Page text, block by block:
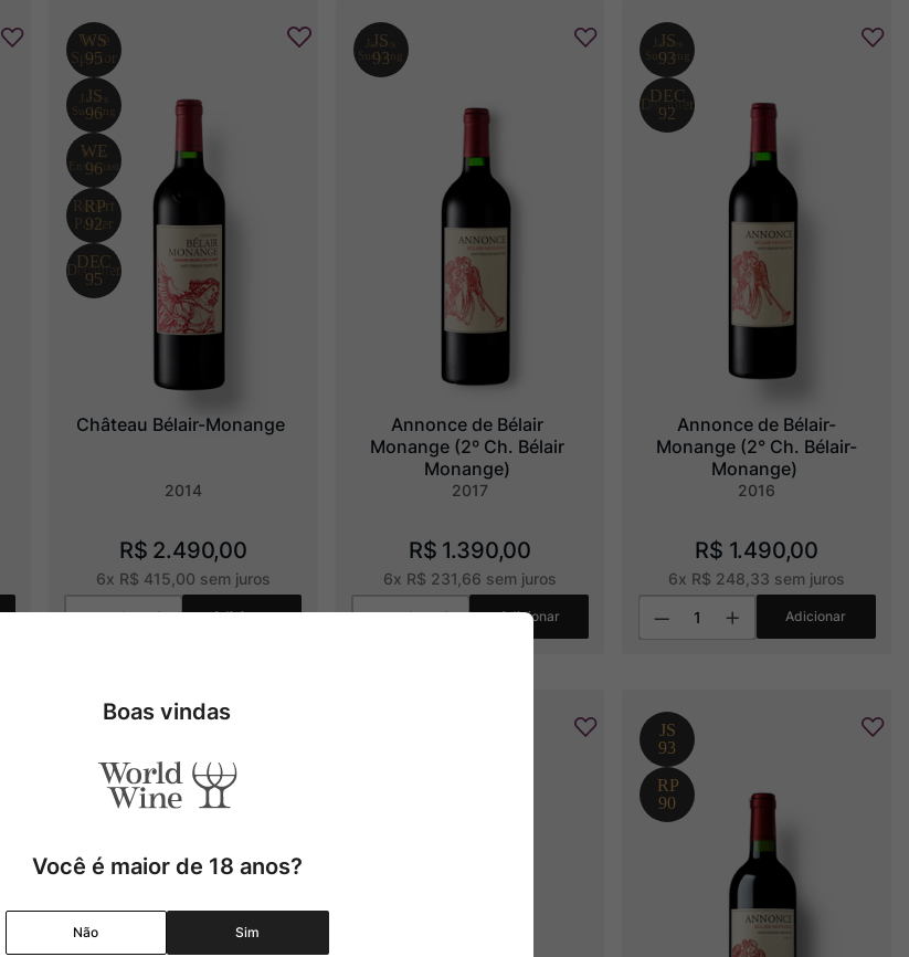
Château Bélair-Monange
2014
R$ 2.490,00
6x R$ 415 00 sem juros
Adicionar
Annonce de Bélair
Monange (2º Ch. Bélair
Monange)
2017
R$ 1.390,00
6x R$ 231 66 sem juros
Adicionar
Annonce de Bélair-
Monange (2° Ch. Bélair-
Monange)
2016
R$ 1.490,00
6x R$ 248 33 sem juros
Adicionar
Boas vindas
Você é maior de 18 anos?
Não Sim